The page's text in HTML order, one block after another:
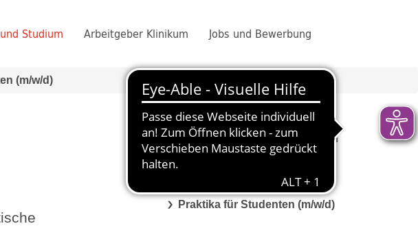
Studium Arbeitgeber Klinikum Jobs und Bewerbung
(m/w/d)
Praktikum im Klinikum Esslingen
Bundesfreiwilligendienst (BFD)
Praktika für Studenten (m/w/d)